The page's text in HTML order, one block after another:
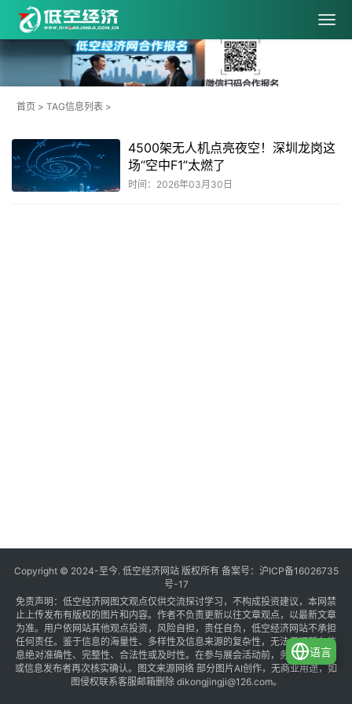
首页 > TAG信息列表 >
4500架无人机点亮夜空！深圳龙岗这
场“空中F1”太燃了
时间：2026年03月30日
Copyright © 2024-至今. 低空经济网站 版权所有 备案号： 沪ICP备16026735
号-17
免责声明：低空经济网图文观点仅供交流探讨学习，不构成投资建议，本网禁
止上传发布有版权的图片和内容。作者不负责更新以往文章观点，以最新文章
为准。用户依网站其他观点投资，风险自担，责任自负，低空经济网站不承担
任何责任。鉴于信息的海量性、多样性及信息来源的复杂性，无法保证所有信
息绝对准确性、完整性、合法性或及时性。在参与展会活动前，务必与组织方
或信息发布者再次核实确认。图文来源网络 部分图片AI创作，无商业用途，如
图侵权联系客服邮箱删除 dikongjingji@126.com。
语言